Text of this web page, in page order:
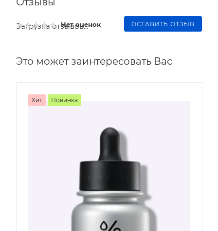
Нет оценок ОСТАВИТЬ ОТЗЫВ
Загрузка отзывов...
Это может заинтересовать Вас
Хит Новинка